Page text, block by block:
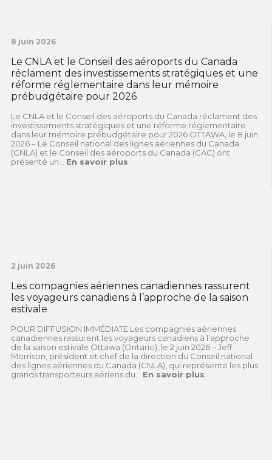
8 juin 2026
Le CNLA et le Conseil des aéroports du Canada
réclament des investissements stratégiques et une
réforme réglementaire dans leur mémoire
prébudgétaire pour 2026
Le CNLA et le Conseil des aéroports du Canada réclament des
investissements stratégiques et une réforme réglementaire
dans leur mémoire prébudgétaire pour 2026 OTTAWA, le 8 juin
2026 – Le Conseil national des lignes aériennes du Canada
(CNLA) et le Conseil des aéroports du Canada (CAC) ont
présenté un... En savoir plus
2 juin 2026
Les compagnies aériennes canadiennes rassurent
les voyageurs canadiens à l’approche de la saison
estivale
POUR DIFFUSION IMMÉDIATE Les compagnies aériennes
canadiennes rassurent les voyageurs canadiens à l’approche
de la saison estivale Ottawa (Ontario), le 2 juin 2026 – Jeff
Morrison, président et chef de la direction du Conseil national
des lignes aériennes du Canada (CNLA), qui représente les plus
grands transporteurs aériens du... En savoir plus